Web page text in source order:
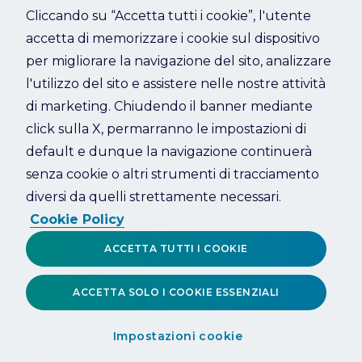
Refresh
Cliccando su “Accetta tutti i cookie”, l'utente
accetta di memorizzare i cookie sul dispositivo
per migliorare la navigazione del sito, analizzare
l'utilizzo del sito e assistere nelle nostre attività
di marketing. Chiudendo il banner mediante
click sulla X, permarranno le impostazioni di
default e dunque la navigazione continuerà
senza cookie o altri strumenti di tracciamento
diversi da quelli strettamente necessari.
Cookie Policy
Impostazioni cookie
ACCETTA SOLO I COOKIE ESSENZIALI
ACCETTA TUTTI I COOKIE